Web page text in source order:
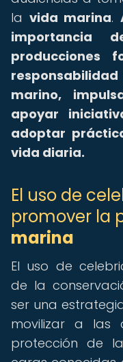
la vida marina.
importancia
producciones
marino,
apoyar
adoptar
vida diaria.
El uso de
promover la
marina
El uso de
de la
ser una
movilizar a las
protección de